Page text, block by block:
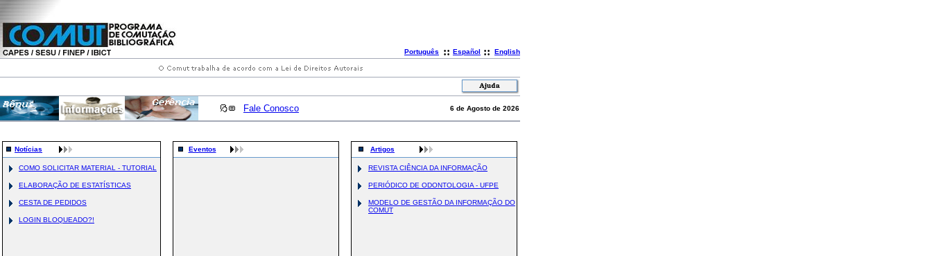
Português :: Español :: English
Fale Conosco 6 de Agosto de 2026
Notícias
COMO SOLICITAR MATERIAL - TUTORIAL
ELABORAÇÃO DE ESTATÍSTICAS
CESTA DE PEDIDOS
LOGIN BLOQUEADO?!
Eventos Artigos
REVISTA CIÊNCIA DA INFORMAÇÃO
PERIÓDICO DE ODONTOLOGIA - UFPE
MODELO DE GESTÃO DA INFORMAÇÃO DO
COMUT